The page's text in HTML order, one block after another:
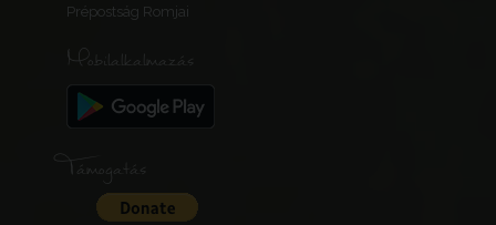
Prépostság Romjai
Mobilalkalmazás
Támogatás